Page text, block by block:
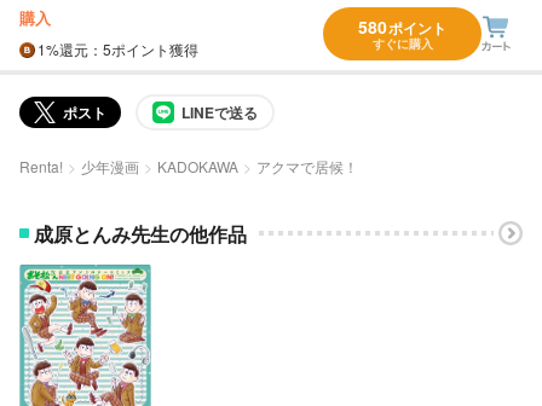
購入
1%還元 ：5ポイント獲得
580ポイント
すぐに購入
ポスト LINEで送る
Renta! 少年漫画 KADOKAWA アクマで居候！
成原とんみ先生の他作品